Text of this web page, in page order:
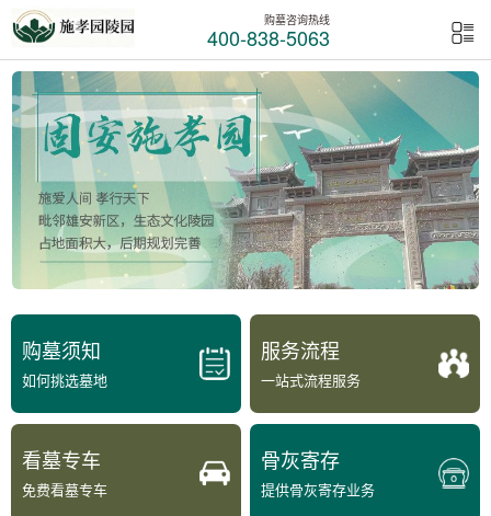
购墓咨询热线
400-838-5063
购墓须知
如何挑选墓地
服务流程
一站式流程服务
看墓专车
免费看墓专车
骨灰寄存
提供骨灰寄存业务